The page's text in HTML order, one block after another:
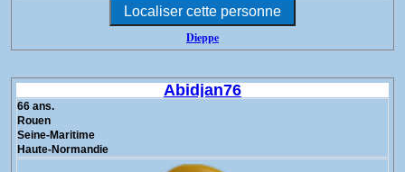
Dieppe
Abidjan76
66 ans.
Rouen
Seine-Maritime
Haute-Normandie